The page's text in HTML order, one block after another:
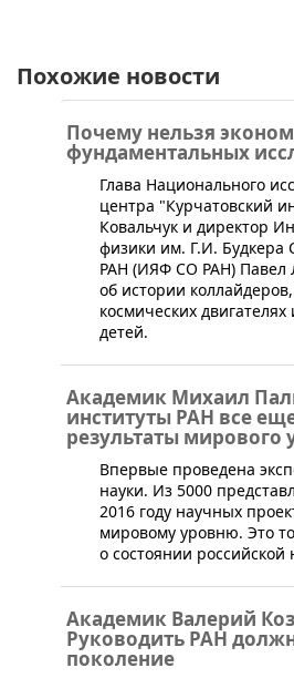
Похожие новости
Почему нельзя
фундаментальных
​Глава Национального
центра "Курчатовский
Ковальчук и директор
физики им. Г.И. Будкера
РАН (ИЯФ СО РАН) Павел
об истории
космических
детей.
Академик Михаил
институты РАН все
результаты мирового
​Впервые проведена
науки. Из 5000
2016 году научных
мировому уровню. Это
о состоянии российской
Академик Валерий
Руководить РАН
поколение